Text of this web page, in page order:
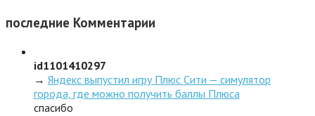
последние Комментарии
id1101410297
→ Яндекс выпустил игру Плюс Сити — симулятор
города, где можно получить баллы Плюса
спасибо